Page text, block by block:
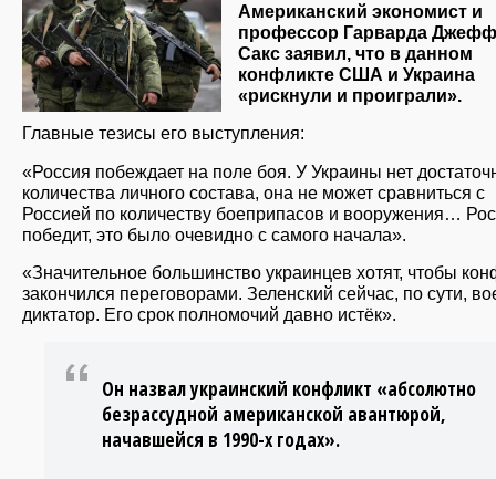
Американский экономист и
профессор Гарварда
Сакс заявил, что в данном
конфликте США и Украина
«рискнули и проиграли».
Главные тезисы его выступления:
«Россия побеждает на поле боя. У Украины нет
количества личного состава, она не может сравниться с
Россией по количеству боеприпасов и вооружения…
победит, это было очевидно с самого начала».
«Значительное большинство украинцев хотят, чтобы
закончился переговорами. Зеленский сейчас, по сути,
диктатор. Его срок полномочий давно истёк».
Он назвал украинский конфликт «абсолютно
безрассудной американской авантюрой,
начавшейся в 1990-х годах».